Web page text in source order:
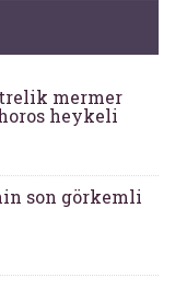
mermer
heykeli
son görkemli